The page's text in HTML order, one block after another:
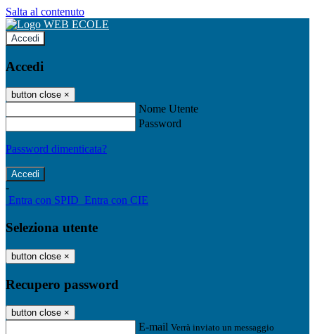
Salta al contenuto
Accedi
Accedi
button close ×
Nome Utente
Password
Password dimenticata?
-
Entra con SPID Entra con CIE
Seleziona utente
button close ×
Recupero password
button close ×
E-mail Verrà inviato un messaggio